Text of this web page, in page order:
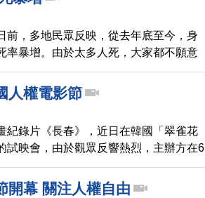
研判，大規模學運可能一觸即發。帶您
前，多地民眾反映，從去年底至今，身
率暴增。由於太多人死，大家都不願意
人權電影節
紀錄片《長春》，近日在韓國「翠雀花
試映會，由於觀眾反響熱烈，主辦方在6
開幕 關注人權自由